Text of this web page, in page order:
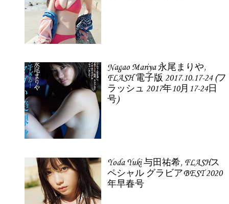
Nagao Mariya 永尾まりや,
FLASH 電子版 2017.10.17-24 (フ
ラッシュ 2017年10月17-24日
号)
Yoda Yuki 与田祐希, FLASHス
ペシャル グラビアBEST 2020
年早春号